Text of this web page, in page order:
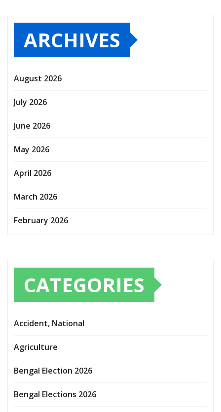
ARCHIVES
August 2026
July 2026
June 2026
May 2026
April 2026
March 2026
February 2026
CATEGORIES
Accident, National
Agriculture
Bengal Election 2026
Bengal Elections 2026